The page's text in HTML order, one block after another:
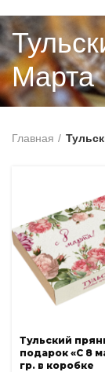
Марта
Главная
Тульский
подарок «С 8
гр. в коробке